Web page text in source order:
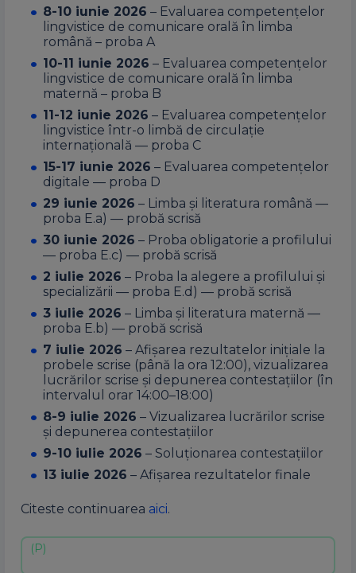
8-10 iunie 2026 – Evaluarea competențelor
lingvistice de comunicare orală în limba
română – proba A
10-11 iunie 2026 – Evaluarea competențelor
lingvistice de comunicare orală în limba
maternă – proba B
11-12 iunie 2026 – Evaluarea competențelor
lingvistice într-o limbă de circulație
internațională — proba C
15-17 iunie 2026 – Evaluarea competențelor
digitale — proba D
29 iunie 2026 – Limba și literatura română —
proba E.a) — probă scrisă
30 iunie 2026 – Proba obligatorie a profilului
— proba E.c) — probă scrisă
2 iulie 2026 – Proba la alegere a profilului și
specializării — proba E.d) — probă scrisă
3 iulie 2026 – Limba și literatura maternă —
proba E.b) — probă scrisă
7 iulie 2026 – Afișarea rezultatelor inițiale la
probele scrise (până la ora 12:00), vizualizarea
lucrărilor scrise și depunerea contestațiilor (în
intervalul orar 14:00–18:00)
8-9 iulie 2026 – Vizualizarea lucrărilor scrise
și depunerea contestațiilor
9-10 iulie 2026 – Soluționarea contestațiilor
13 iulie 2026 – Afișarea rezultatelor finale
Citeste continuarea aici.